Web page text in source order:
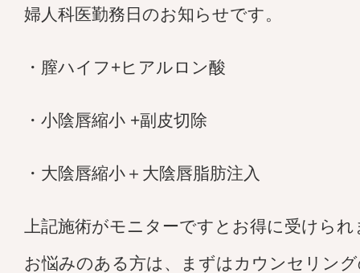
婦人科医勤務日のお知らせです。
・膣ハイフ+ヒアルロン酸
・小陰唇縮小 +副皮切除
・大陰唇縮小＋大陰唇脂肪注入
上記施術がモニターですとお得に受けられ
お悩みのある方は、まずはカウンセリン